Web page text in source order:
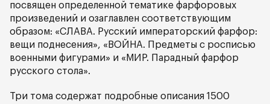
посвящен определенной тематике фарфоровых
произведений и озаглавлен соответствующим
образом: «СЛАВА. Русский императорский фарфор:
вещи поднесения», «ВОЙНА. Предметы с росписью
военными фигурами» и «МИР. Парадный фарфор
русского стола».
Три тома содержат подробные описания 1500